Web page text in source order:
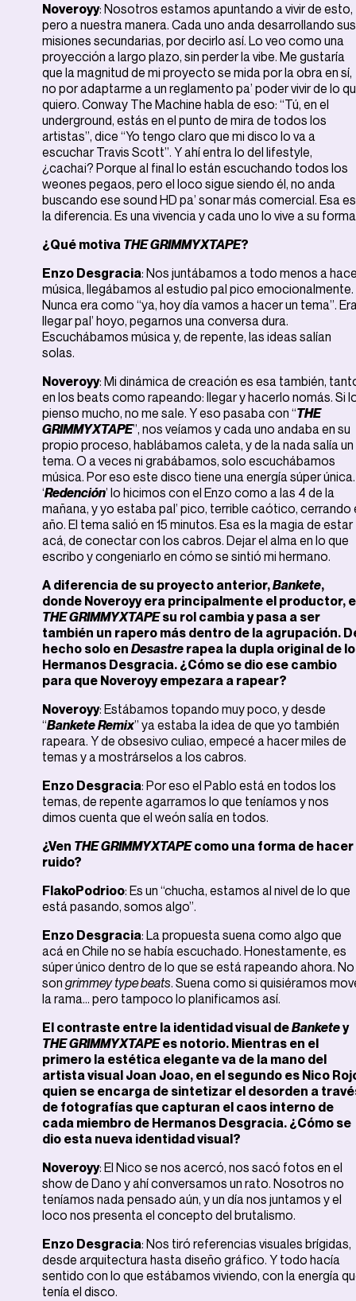
Noveroyy: Nosotros estamos apuntando a vivir de esto,
pero a nuestra manera. Cada uno anda desarrollando sus
misiones secundarias, por decirlo así. Lo veo como una
proyección a largo plazo, sin perder la vibe. Me gustaría
que la magnitud de mi proyecto se mida por la obra en sí,
no por adaptarme a un reglamento pa’ poder vivir de lo
quiero. Conway The Machine habla de eso: “Tú, en el
underground, estás en el punto de mira de todos los
artistas”, dice “Yo tengo claro que mi disco lo va a
escuchar Travis Scott”. Y ahí entra lo del lifestyle,
¿cachai? Porque al final lo están escuchando todos los
weones pegaos, pero el loco sigue siendo él, no anda
buscando ese sound HD pa’ sonar más comercial. Esa es
la diferencia. Es una vivencia y cada uno lo vive a su
¿Qué motiva THE GRIMMYXTAPE?
Enzo Desgracia: Nos juntábamos a todo menos a
música, llegábamos al estudio pal pico emocionalmente.
Nunca era como “ya, hoy día vamos a hacer un tema”.
llegar pal’ hoyo, pegarnos una conversa dura.
Escuchábamos música y, de repente, las ideas salían
solas.
Noveroyy: Mi dinámica de creación es esa también,
en los beats como rapeando: llegar y hacerlo nomás. Si
pienso mucho, no me sale. Y eso pasaba con “THE
GRIMMYXTAPE”, nos veíamos y cada uno andaba en su
propio proceso, hablábamos caleta, y de la nada salía un
tema. O a veces ni grabábamos, solo escuchábamos
música. Por eso este disco tiene una energía súper única.
‘Redención’ lo hicimos con el Enzo como a las 4 de la
mañana, y yo estaba pal’ pico, terrible caótico, cerrando
año. El tema salió en 15 minutos. Esa es la magia de estar
acá, de conectar con los cabros. Dejar el alma en lo que
escribo y congeniarlo en cómo se sintió mi hermano.
A diferencia de su proyecto anterior,Bankete,
donde Noveroyy era principalmente el productor,
THE GRIMMYXTAPEsu rol cambia y pasa a ser
también un rapero más dentro de la agrupación.
hecho solo en Desastrerapea la dupla original de
Hermanos Desgracia. ¿Cómo se dio ese cambio
para que Noveroyy empezara a rapear?
Noveroyy: Estábamos topando muy poco, y desde
“Bankete Remix” ya estaba la idea de que yo también
rapeara. Y de obsesivo culiao, empecé a hacer miles de
temas y a mostrárselos a los cabros.
Enzo Desgracia: Por eso el Pablo está en todos los
temas, de repente agarramos lo que teníamos y nos
dimos cuenta que el weón salía en todos.
¿Ven THE GRIMMYXTAPEcomo una forma de hacer
ruido?
FlakoPodrioo: Es un “chucha, estamos al nivel de lo que
está pasando, somos algo”.
Enzo Desgracia: La propuesta suena como algo que
acá en Chile no se había escuchado. Honestamente, es
súper único dentro de lo que se está rapeando ahora. No
son grimmey type beats. Suena como si quisiéramos
la rama… pero tampoco lo planificamos así.
El contraste entre la identidad visual deBanketey
THE GRIMMYXTAPEes notorio. Mientras en el
primero la estética elegante va de la mano del
artista visual Joan Joao, en el segundo es Nico
quien se encarga de sintetizar el desorden a
de fotografías que capturan el caos interno de
cada miembro de Hermanos Desgracia. ¿Cómo se
dio esta nueva identidad visual?
Noveroyy: El Nico se nos acercó, nos sacó fotos en el
show de Dano y ahí conversamos un rato. Nosotros no
teníamos nada pensado aún, y un día nos juntamos y el
loco nos presenta el concepto del brutalismo.
Enzo Desgracia: Nos tiró referencias visuales brígidas,
desde arquitectura hasta diseño gráfico. Y todo hacía
sentido con lo que estábamos viviendo, con la energía
tenía el disco.